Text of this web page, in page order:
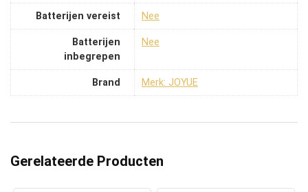
Batterijen vereist ‎Nee
Batterijen
inbegrepen
‎Nee
Brand Merk: JOYUE
Gerelateerde Producten